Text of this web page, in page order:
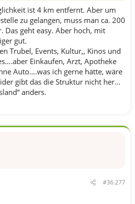
ist 4 km entfernt. Aber um
zu gelangen, muss man ca. 200
Das geht easy. Aber hoch, mit
gut.
Trubel, Events, Kultur,, Kinos und
Einkaufen, Arzt, Apotheke
Auto….was ich gerne hätte, wäre
gibt das die Struktur nicht her…
anders.
#36.277